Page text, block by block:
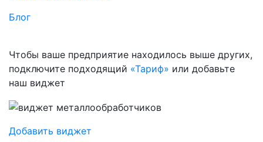
Блог
Чтобы ваше предприятие находилось выше других,
подключите подходящий «Тариф» или добавьте
наш виджет
Добавить виджет